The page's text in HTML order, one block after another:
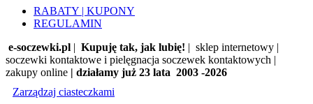
RABATY | KUPONY
REGULAMIN
e-soczewki.pl | Kupuję tak, jak lubię! | sklep internetowy |
soczewki kontaktowe i pielęgnacja soczewek kontaktowych |
zakupy online | działamy już 23 lata 2003 -2026
Zarządzaj ciasteczkami